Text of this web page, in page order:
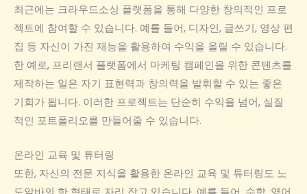
최근에는 크라우드소싱 플랫폼을 통해 다양한 창의적인 프로
젝트에 참여할 수 있습니다. 예를 들어, 디자인, 글쓰기, 영상 편
집 등 자신이 가진 재능을 활용하여 수익을 올릴 수 있습니다.
한 예로, 프리랜서 플랫폼에서 마케팅 캠페인을 위한 콘텐츠를
제작하는 일은 자기 표현력과 창의력을 발휘할 수 있는 좋은
기회가 됩니다. 이러한 프로젝트는 단순히 수익을 넘어, 실질
적인 포트폴리오를 만들어줄 수 있습니다.
온라인 교육 및 튜터링
또한, 자신의 전문 지식을 활용한 온라인 교육 및 튜터링도 노